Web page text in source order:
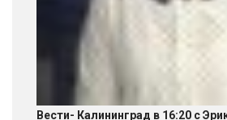
Вести- Калининград в 16:20 с